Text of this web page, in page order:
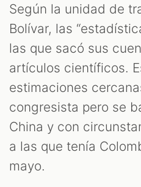
Según la unidad de
Bolívar, las
las que sacó sus
artículos científicos.
estimaciones
congresista pero se
China y con
a las que tenía
mayo.